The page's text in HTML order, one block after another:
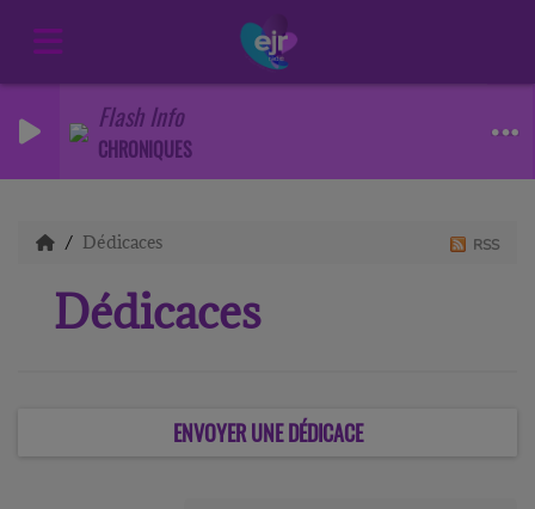
Flash Info
CHRONIQUES
Dédicaces
Dédicaces
RSS
ENVOYER UNE DÉDICACE